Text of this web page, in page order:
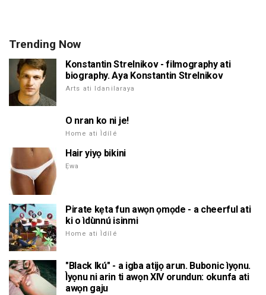
Trending Now
Konstantin Strelnikov - filmography ati
biography. Aya Konstantin Strelnikov
Arts ati Idanilaraya
O nran ko ni je!
Home ati Ìdílé
Hair yiyọ bikini
Ẹwa
Pirate kẹta fun awọn ọmọde - a cheerful ati
ki o ìdùnnú isinmi
Home ati Ìdílé
"Black Ikú" - a igba atijọ arun. Bubonic ìyọnu.
Ìyọnu ni arin ti awọn XIV orundun: okunfa ati
awọn gaju